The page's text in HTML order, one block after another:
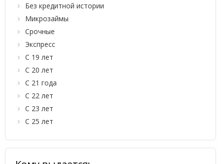
Без кредитной истории
Микрозаймы
Срочные
Экспресс
С 19 лет
С 20 лет
С 21 года
С 22 лет
С 23 лет
С 25 лет